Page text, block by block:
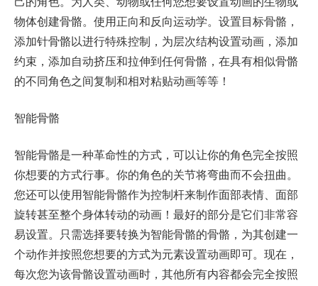
物体创建骨骼。使用正向和反向运动学。设置目标骨骼，
添加针骨骼以进行特殊控制，为层次结构设置动画，添加
约束，添加自动挤压和拉伸到任何骨骼，在具有相似骨骼
的不同角色之间复制和相对粘贴动画等等！
智能骨骼
智能骨骼是一种革命性的方式，可以让你的角色完全按照
你想要的方式行事。你的角色的关节将弯曲而不会扭曲。
您还可以使用智能骨骼作为控制杆来制作面部表情、面部
旋转甚至整个身体转动的动画！最好的部分是它们非常容
易设置。只需选择要转换为智能骨骼的骨骼，为其创建一
个动作并按照您想要的方式为元素设置动画即可。现在，
每次您为该骨骼设置动画时，其他所有内容都会完全按照